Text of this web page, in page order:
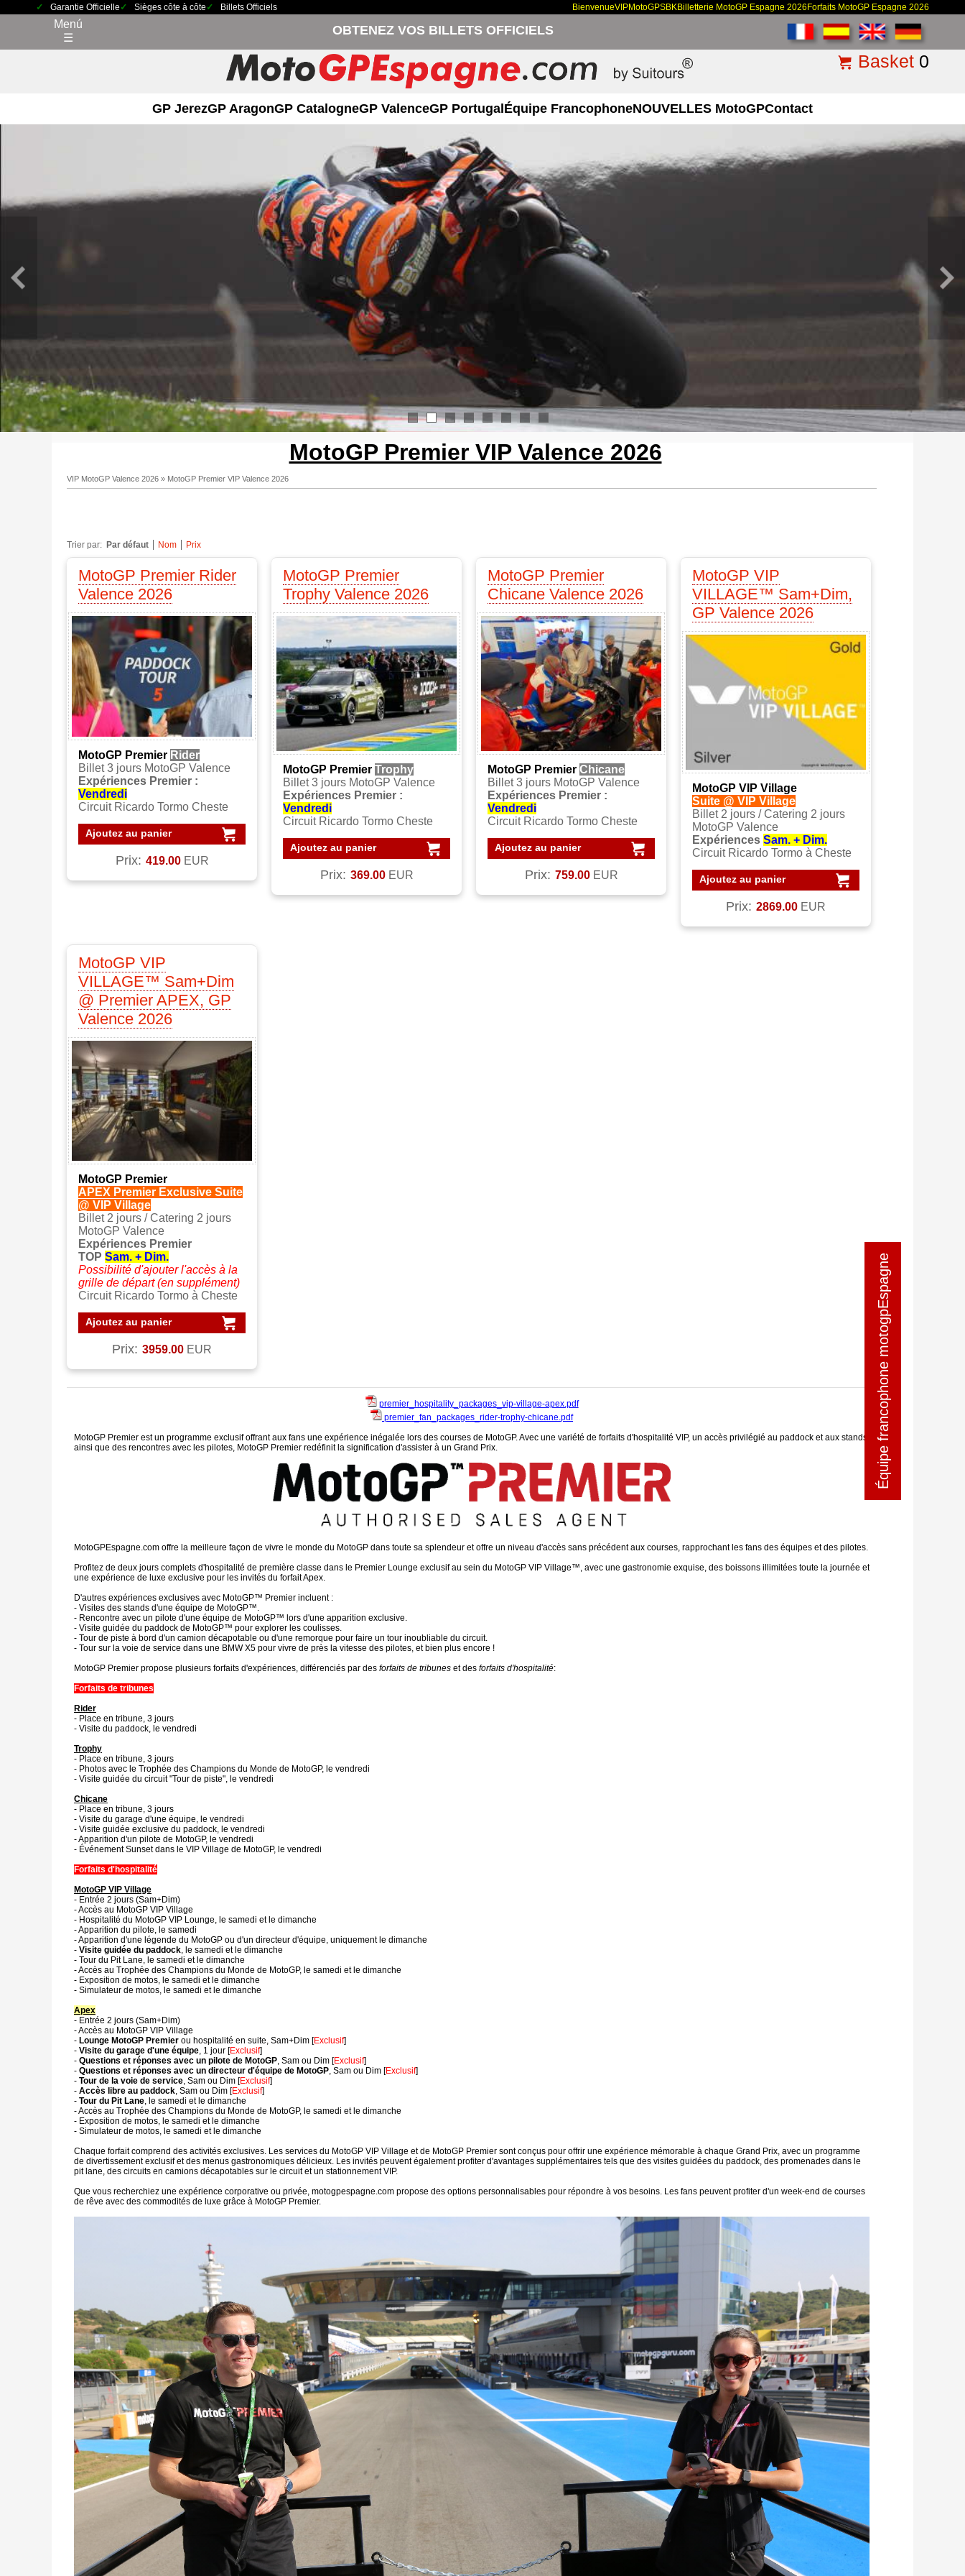
Garantie Officielle Sièges côte à côte Billets Officiels BienvenueVIPMotoGPSBKBilletterie MotoGP Espagne 2026 Forfaits MotoGP Espagne 2026
Menú
☰
OBTENEZ VOS BILLETS OFFICIELS
Basket 0
GP JerezGP AragonGP CatalogneGP ValenceGP PortugalÉquipe FrancophoneNOUVELLES MotoGPContact
1 3 4
Équipe francophone motogpEspagne
Équipe francophone motogpEspagne
MotoGP Premier VIP Valence 2026
VIP MotoGP Valence 2026 » MotoGP Premier VIP Valence 2026
Trier par: Par défaut Nom Prix
MotoGP Premier Rider
Valence 2026
MotoGP Premier Rider
Billet 3 jours MotoGP Valence
Expériences Premier :
Vendredi
Circuit Ricardo Tormo Cheste
Ajoutez au panier
Prix: 419.00 EUR
MotoGP Premier
Trophy Valence 2026
MotoGP Premier Trophy
Billet 3 jours MotoGP Valence
Expériences Premier :
Vendredi
Circuit Ricardo Tormo Cheste
Ajoutez au panier
Prix: 369.00 EUR
MotoGP Premier
Chicane Valence 2026
MotoGP Premier Chicane
Billet 3 jours MotoGP Valence
Expériences Premier :
Vendredi
Circuit Ricardo Tormo Cheste
Ajoutez au panier
Prix: 759.00 EUR
MotoGP VIP
VILLAGE™ Sam+Dim,
GP Valence 2026
MotoGP VIP Village
Suite @ VIP Village
Billet 2 jours / Catering 2 jours
MotoGP Valence
Expériences Sam. + Dim.
Circuit Ricardo Tormo à Cheste
Ajoutez au panier
Prix: 2869.00 EUR
MotoGP VIP
VILLAGE™ Sam+Dim
@ Premier APEX, GP
Valence 2026
MotoGP Premier
APEX Premier Exclusive Suite
@ VIP Village
Billet 2 jours / Catering 2 jours
MotoGP Valence
Expériences Premier
TOP Sam. + Dim.
Possibilité d'ajouter l'accès à la
grille de départ (en supplément)
Circuit Ricardo Tormo à Cheste
Ajoutez au panier
Prix: 3959.00 EUR
premier_hospitality_packages_vip-village-apex.pdf
premier_fan_packages_rider-trophy-chicane.pdf
MotoGP Premier est un programme exclusif offrant aux fans une expérience inégalée lors des courses de MotoGP. Avec une variété de forfaits d'hospitalité VIP, un accès privilégié au paddock et aux stands,
ainsi que des rencontres avec les pilotes, MotoGP Premier redéfinit la signification d'assister à un Grand Prix.
MotoGPEspagne.com offre la meilleure façon de vivre le monde du MotoGP dans toute sa splendeur et offre un niveau d'accès sans précédent aux courses, rapprochant les fans des équipes et des pilotes.
Profitez de deux jours complets d'hospitalité de première classe dans le Premier Lounge exclusif au sein du MotoGP VIP Village™, avec une gastronomie exquise, des boissons illimitées toute la journée et
une expérience de luxe exclusive pour les invités du forfait Apex.
D'autres expériences exclusives avec MotoGP™ Premier incluent :
- Visites des stands d'une équipe de MotoGP™.
- Rencontre avec un pilote d'une équipe de MotoGP™ lors d'une apparition exclusive.
- Visite guidée du paddock de MotoGP™ pour explorer les coulisses.
- Tour de piste à bord d'un camion décapotable ou d'une remorque pour faire un tour inoubliable du circuit.
- Tour sur la voie de service dans une BMW X5 pour vivre de près la vitesse des pilotes, et bien plus encore !
MotoGP Premier propose plusieurs forfaits d'expériences, différenciés par des forfaits de tribunes et des forfaits d'hospitalité:
Forfaits de tribunes
Rider
- Place en tribune, 3 jours
- Visite du paddock, le vendredi
Trophy
- Place en tribune, 3 jours
- Photos avec le Trophée des Champions du Monde de MotoGP, le vendredi
- Visite guidée du circuit "Tour de piste", le vendredi
Chicane
- Place en tribune, 3 jours
- Visite du garage d'une équipe, le vendredi
- Visite guidée exclusive du paddock, le vendredi
- Apparition d'un pilote de MotoGP, le vendredi
- Événement Sunset dans le VIP Village de MotoGP, le vendredi
Forfaits d'hospitalité
MotoGP VIP Village
- Entrée 2 jours (Sam+Dim)
- Accès au MotoGP VIP Village
- Hospitalité du MotoGP VIP Lounge, le samedi et le dimanche
- Apparition du pilote, le samedi
- Apparition d'une légende du MotoGP ou d'un directeur d'équipe, uniquement le dimanche
- Visite guidée du paddock, le samedi et le dimanche
- Tour du Pit Lane, le samedi et le dimanche
- Accès au Trophée des Champions du Monde de MotoGP, le samedi et le dimanche
- Exposition de motos, le samedi et le dimanche
- Simulateur de motos, le samedi et le dimanche
Apex
- Entrée 2 jours (Sam+Dim)
- Accès au MotoGP VIP Village
- Lounge MotoGP Premier ou hospitalité en suite, Sam+Dim [Exclusif]
- Visite du garage d'une équipe, 1 jour [Exclusif]
- Questions et réponses avec un pilote de MotoGP, Sam ou Dim [Exclusif]
- Questions et réponses avec un directeur d'équipe de MotoGP, Sam ou Dim [Exclusif]
- Tour de la voie de service, Sam ou Dim [Exclusif]
- Accès libre au paddock, Sam ou Dim [Exclusif]
- Tour du Pit Lane, le samedi et le dimanche
- Accès au Trophée des Champions du Monde de MotoGP, le samedi et le dimanche
- Exposition de motos, le samedi et le dimanche
- Simulateur de motos, le samedi et le dimanche
Chaque forfait comprend des activités exclusives. Les services du MotoGP VIP Village et de MotoGP Premier sont conçus pour offrir une expérience mémorable à chaque Grand Prix, avec un programme
de divertissement exclusif et des menus gastronomiques délicieux. Les invités peuvent également profiter d'avantages supplémentaires tels que des visites guidées du paddock, des promenades dans le
pit lane, des circuits en camions décapotables sur le circuit et un stationnement VIP.
Que vous recherchiez une expérience corporative ou privée, motogpespagne.com propose des options personnalisables pour répondre à vos besoins. Les fans peuvent profiter d'un week-end de courses
de rêve avec des commodités de luxe grâce à MotoGP Premier.